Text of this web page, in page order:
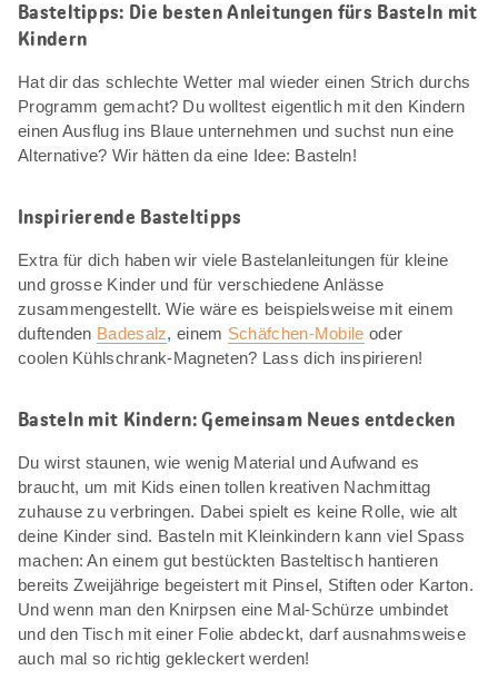
Basteltipps: Die besten Anleitungen fürs Basteln mit
Kindern
Hat dir das schlechte Wetter mal wieder einen Strich durchs
Programm gemacht? Du wolltest eigentlich mit den Kindern
einen Ausflug ins Blaue unternehmen und suchst nun eine
Alternative? Wir hätten da eine Idee: Basteln!
Inspirierende Basteltipps
Extra für dich haben wir viele Bastelanleitungen für kleine
und grosse Kinder und für verschiedene Anlässe
zusammengestellt. Wie wäre es beispielsweise mit einem
duftenden Badesalz, einem Schäfchen-Mobile oder
coolen Kühlschrank-Magneten? Lass dich inspirieren!
Basteln mit Kindern: Gemeinsam Neues entdecken
Du wirst staunen, wie wenig Material und Aufwand es
braucht, um mit Kids einen tollen kreativen Nachmittag
zuhause zu verbringen. Dabei spielt es keine Rolle, wie alt
deine Kinder sind. Basteln mit Kleinkindern kann viel Spass
machen: An einem gut bestückten Basteltisch hantieren
bereits Zweijährige begeistert mit Pinsel, Stiften oder Karton.
Und wenn man den Knirpsen eine Mal-Schürze umbindet
und den Tisch mit einer Folie abdeckt, darf ausnahmsweise
auch mal so richtig gekleckert werden!